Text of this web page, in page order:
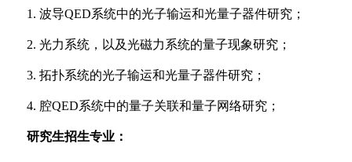
1. 波导QED系统中的光子输运和光量子器件研究；
2. 光力系统，以及光磁力系统的量子现象研究；
3. 拓扑系统的光子输运和光量子器件研究；
4. 腔QED系统中的量子关联和量子网络研究；
研究生招生专业：